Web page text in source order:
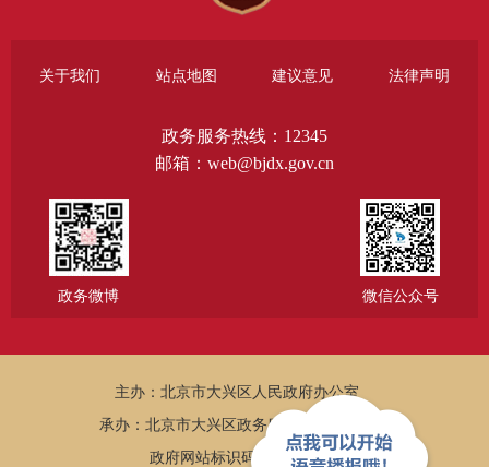
关于我们 站点地图 建议意见 法律声明
政务服务热线：12345
邮箱：web@bjdx.gov.cn
政务微博 微信公众号
主办：北京市大兴区人民政府办公室
承办：北京市大兴区政务服务和数据管理局
政府网站标识码：1101150005